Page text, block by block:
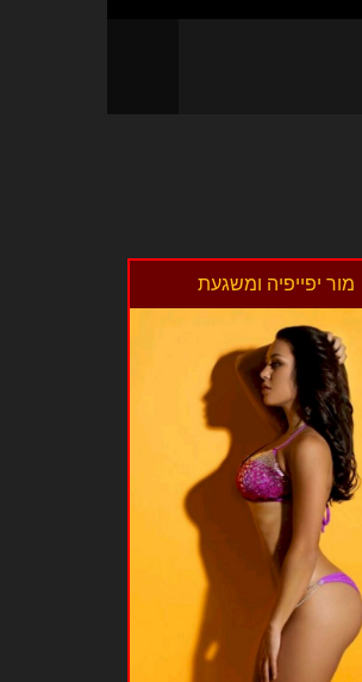
מור יפייפיה ומשגעת